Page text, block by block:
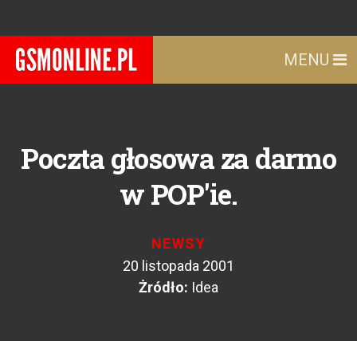
MENU
Poczta głosowa za darmo
w POP'ie.
NEWSY
20 listopada 2001
Żródło: Idea